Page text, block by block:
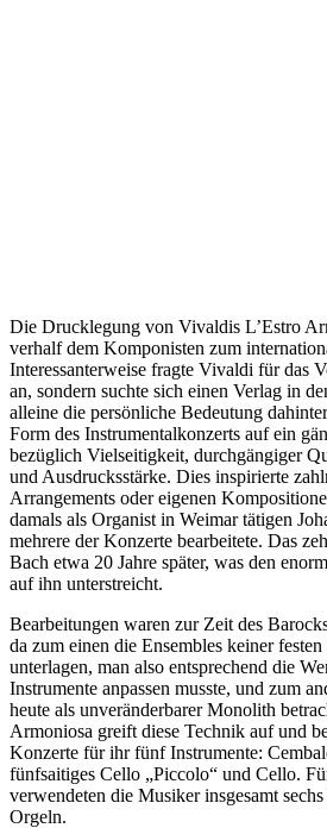
Die Drucklegung von Vivaldis L’Estro
verhalf dem Komponisten zum
Interessanterweise fragte Vivaldi für das
an, sondern suchte sich einen Verlag in
alleine die persönliche Bedeutung
Form des Instrumentalkonzerts auf ein
bezüglich Vielseitigkeit, durchgängiger
und Ausdrucksstärke. Dies inspirierte
Arrangements oder eigenen
damals als Organist in Weimar tätigen
mehrere der Konzerte bearbeitete. Das
Bach etwa 20 Jahre später, was den
auf ihn unterstreicht.
Bearbeitungen waren zur Zeit des
da zum einen die Ensembles keiner
unterlagen, man also entsprechend die
Instrumente anpassen musste, und zum
heute als unveränderbarer Monolith
Armoniosa greift diese Technik auf und
Konzerte für ihr fünf Instrumente:
fünfsaitiges Cello „Piccolo“ und Cello.
verwendeten die Musiker insgesamt
Orgeln.